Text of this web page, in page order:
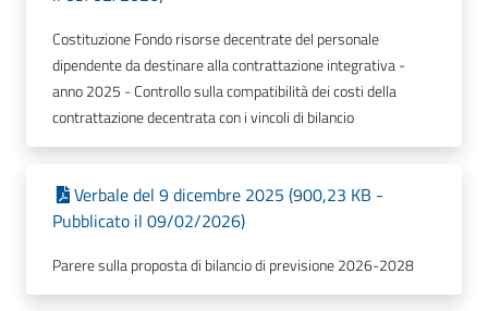
Costituzione Fondo risorse decentrate del personale
dipendente da destinare alla contrattazione integrativa -
anno 2025 - Controllo sulla compatibilità dei costi della
contrattazione decentrata con i vincoli di bilancio
Verbale del 9 dicembre 2025 (900,23 KB -
Pubblicato il 09/02/2026)
Parere sulla proposta di bilancio di previsione 2026-2028